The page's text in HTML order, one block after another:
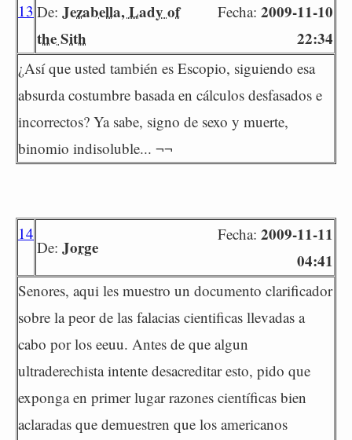
13 De: Jezabella, Lady of
the Sith
Fecha: 2009-11-10
22:34
¿Así que usted también es Escopio, siguiendo esa
absurda costumbre basada en cálculos desfasados e
incorrectos? Ya sabe, signo de sexo y muerte,
binomio indisoluble... ¬¬
14
De: Jorge
Fecha: 2009-11-11
04:41
Senores, aqui les muestro un documento clarificador
sobre la peor de las falacias cientificas llevadas a
cabo por los eeuu. Antes de que algun
ultraderechista intente desacreditar esto, pido que
exponga en primer lugar razones científicas bien
aclaradas que demuestren que los americanos